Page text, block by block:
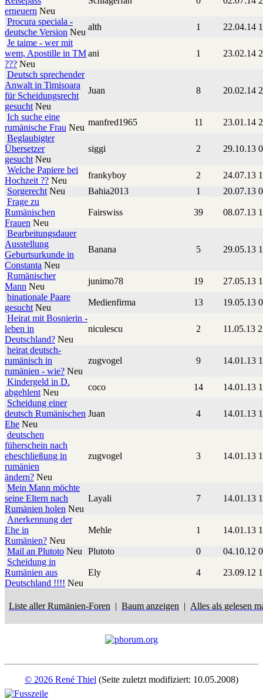
erneuern Neu
Procura speciala -
deutsche Version Neu
alth 1
22.04.14
Je taime - wer mit
wem, Apostille in TM
??? Neu
ani 1 23.02.14
Deutsch sprechender
Anwalt in Timisoara
für Scheidungsrecht
gesucht Neu
Juan 8 20.02.14
Ich suche eine
rumänische Frau Neu
manfred1965 11
23.01.14
Beglaubigter
Übersetzer
gesucht Neu
siggi 2 29.10.13
Welche Papiere bei
Hochzeit ?? Neu
frankyboy 2
24.07.13
Sorgerecht Neu Bahia2013 1
20.07.13
Frage zu
Rumänischen
Frauen Neu
Fairswiss 39 08.07.13
Bearbeitungsdauer
Ausstellung
Geburtsurkunde in
Constanta Neu
Banana 5 29.05.13
Rumänischer
Mann Neu
junimo78 19
27.05.13
binationale Paare
gesucht Neu
Medienfirma 13
19.05.13
Heirat mit Bosnierin -
leben in
Deutschland? Neu
niculescu 2 11.05.13
heirat deutsch-
rumänisch in
rumänien - wie? Neu
zugvogel 9 14.01.13
Kindergeld in D.
abgehlent Neu
coco 14
14.01.13
Scheidung einer
deutsch Rumänischen
Ehe Neu
Juan 4 14.01.13
deutschen
füherschein nach
eheschließung in
rumänien
ändern? Neu
zugvogel 3 14.01.13
Mein Mann möchte
seine Eltern nach
Rumänien holen Neu
Layali 7 14.01.13
Anerkennung der
Ehe in
Rumänien? Neu
Mehle 1 14.01.13
Mail an Plutoto Neu Plutoto 0
04.10.12
Scheidung in
Rumänien aus
Deutschland !!!! Neu
Ely 4 23.09.12
Liste aller Rumänien-Foren | Baum anzeigen | Alles als gelesen
© 2026 René Thiel (Seite zuletzt modifiziert: 10.05.2008)